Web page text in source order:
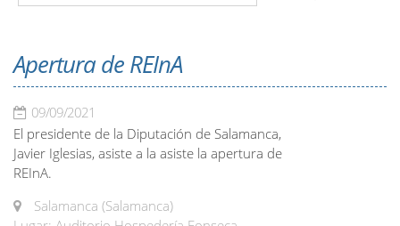
Apertura de REInA
09/09/2021
El presidente de la Diputación de Salamanca,
Javier Iglesias, asiste a la asiste la apertura de
REInA.
Salamanca (Salamanca)